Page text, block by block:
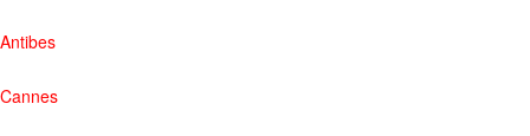
Antibes
Cannes